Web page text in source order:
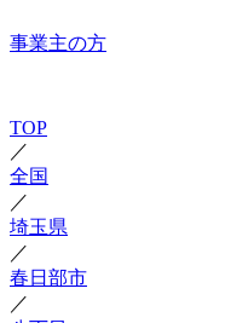
事業主の方
TOP
／
全国
／
埼玉県
／
春日部市
／